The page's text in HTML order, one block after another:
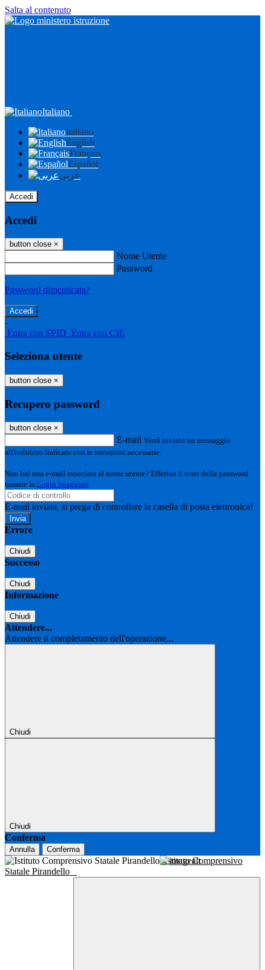
Salta al contenuto
Italiano
Italiano
English
Français
Español
عربى
Accedi
Accedi
button close ×
Nome Utente
Password
Password dimenticata?
-
Entra con SPID Entra con CIE
Seleziona utente
button close ×
Recupero password
button close ×
E-mail Verrà inviato un messaggio
all'indirizzo indicato con le istruzioni necessarie.
Non hai una e-mail associata al nome utente? Effettua il reset della password
tramite la Login Spaggiari
E-mail inviata, si prega di controllare la casella di posta elettronica!
Errore
Chiudi
Successo
Chiudi
Informazione
Chiudi
Attendere...
Attendere il completamento dell'operazione...
Chiudi
Chiudi
Conferma
Annulla Conferma
Istituto Comprensivo
Statale Pirandello